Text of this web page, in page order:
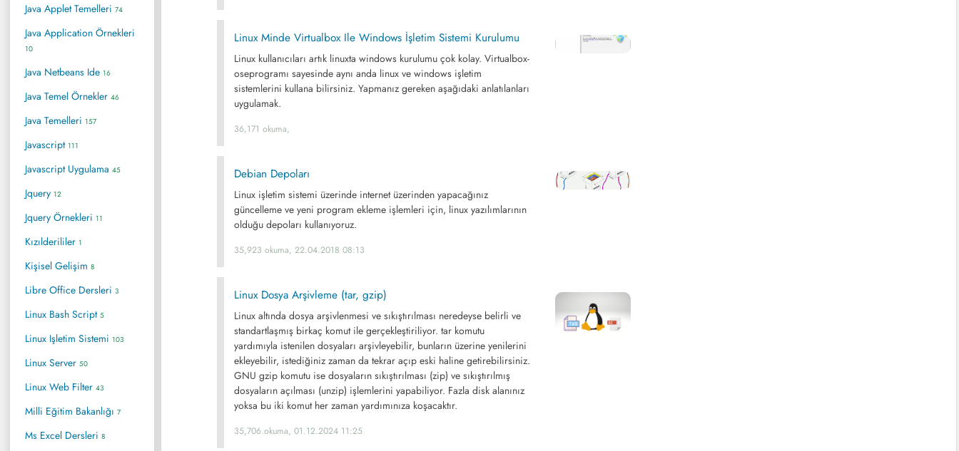
Java Applet Temelleri 74
Java Application Örnekleri
10
Java Netbeans Ide 16
Java Temel Örnekler 46
Java Temelleri 157
Javascript 111
Javascript Uygulama 45
Jquery 12
Jquery Örnekleri 11
Kızılderililer 1
Kişisel Gelişim 8
Libre Office Dersleri 3
Linux Bash Script 5
Linux Işletim Sistemi 103
Linux Server 50
Linux Web Filter 43
Milli Eğitim Bakanlığı 7
Ms Excel Dersleri 8
Linux Minde Virtualbox Ile Windows İşletim Sistemi Kurulumu
Linux kullanıcıları artık linuxta windows kurulumu çok kolay. Virtualbox-
oseprogramı sayesinde aynı anda linux ve windows işletim
sistemlerini kullana bilirsiniz. Yapmanız gereken aşağıdaki anlatılanları
uygulamak.
36,171 okuma,
Debian Depoları
Linux işletim sistemi üzerinde internet üzerinden yapacağınız
güncelleme ve yeni program ekleme işlemleri için, linux yazılımlarının
olduğu depoları kullanıyoruz.
35,923 okuma, 22.04.2018 08:13
Linux Dosya Arşivleme (tar, gzip)
Linux altında dosya arşivlenmesi ve sıkıştırılması neredeyse belirli ve
standartlaşmış birkaç komut ile gerçekleştiriliyor. tar komutu
yardımıyla istenilen dosyaları arşivleyebilir, bunların üzerine yenilerini
ekleyebilir, istediğiniz zaman da tekrar açıp eski haline getirebilirsiniz.
GNU gzip komutu ise dosyaların sıkıştırılması (zip) ve sıkıştırılmış
dosyaların açılması (unzip) işlemlerini yapabiliyor. Fazla disk alanınız
yoksa bu iki komut her zaman yardımınıza koşacaktır.
35,706 okuma, 01.12.2024 11:25